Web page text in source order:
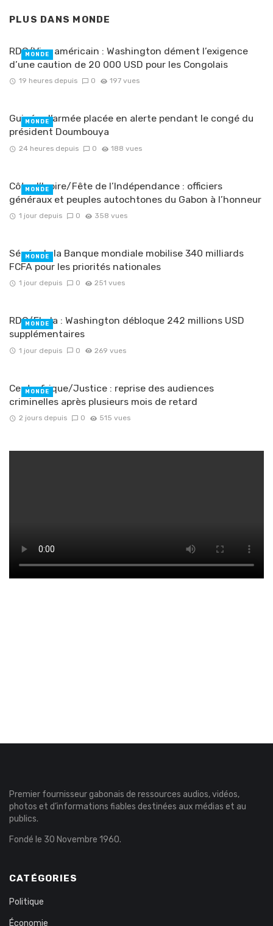
PLUS DANS MONDE
RDC/Visa américain : Washington dément l’exigence
d’une caution de 20 000 USD pour les Congolais
19 heures depuis 0 197 vues
MONDE
Guinée : l’armée placée en alerte pendant le congé du
président Doumbouya
24 heures depuis 0 188 vues
MONDE
Côte d’Ivoire/Fête de l’Indépendance : officiers
généraux et peuples autochtones du Gabon à l’honneur
1 jour depuis 0 358 vues
MONDE
Sénégal : la Banque mondiale mobilise 340 milliards
FCFA pour les priorités nationales
1 jour depuis 0 251 vues
MONDE
RDC/Ebola : Washington débloque 242 millions USD
supplémentaires
1 jour depuis 0 269 vues
MONDE
Centrafrique/Justice : reprise des audiences
criminelles après plusieurs mois de retard
2 jours depuis 0 515 vues
MONDE
Premier fournisseur gabonais de ressources audios, vidéos,
photos et d’informations fiables destinées aux médias et au
publics.
Fondé le 30 Novembre 1960.
CATÉGORIES
Politique
Économie